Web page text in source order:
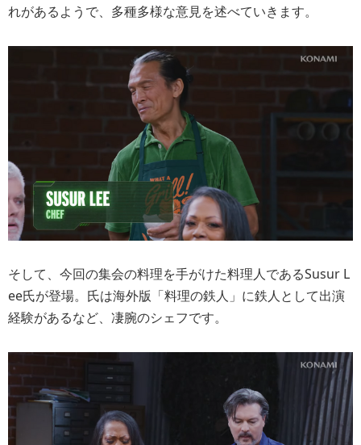
れがあるようで、多種多様な意見を述べていきます。
そして、今回の集会の料理を手がけた料理人であるSusur L
ee氏が登場。氏は海外版「料理の鉄人」に鉄人として出演
経験があるなど、凄腕のシェフです。